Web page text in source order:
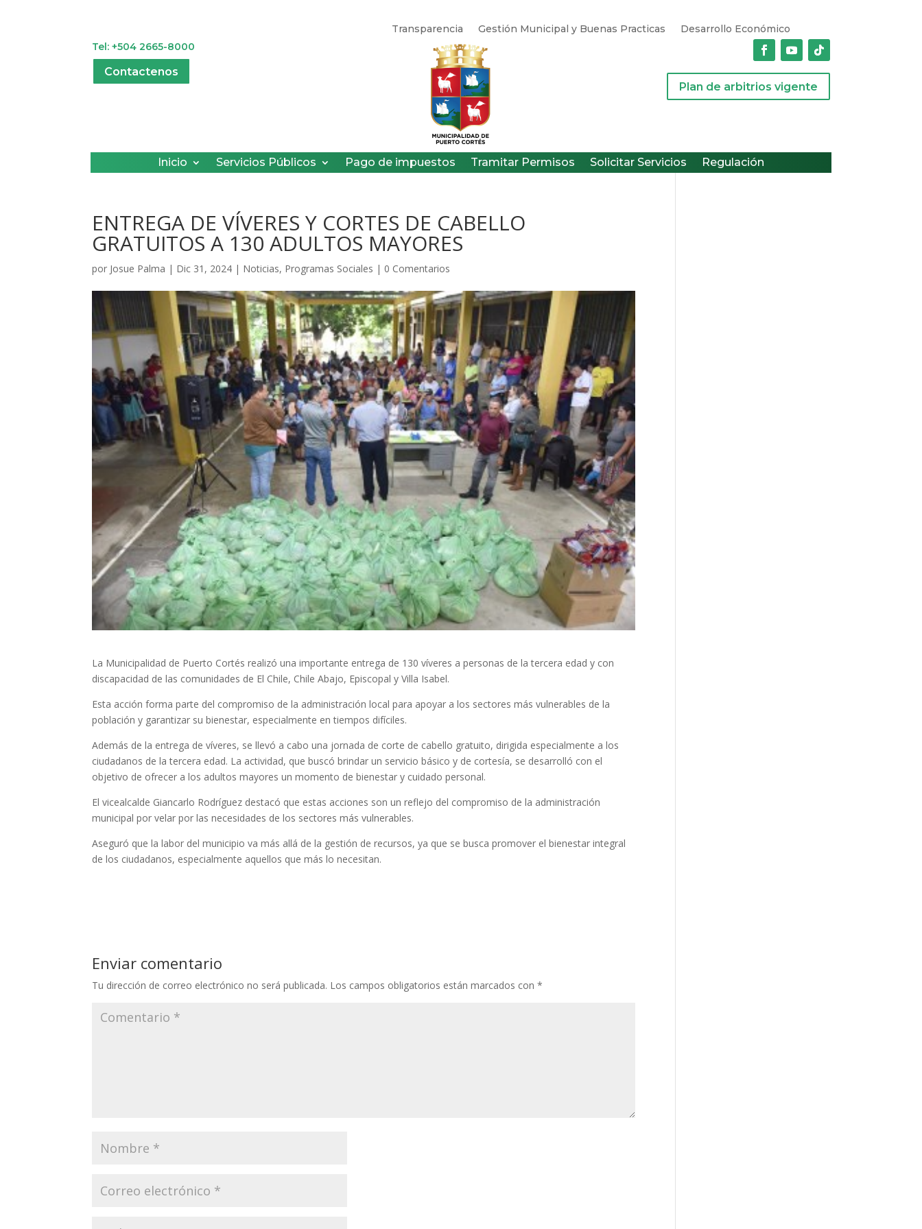
Transparencia Gestión Municipal y Buenas Practicas
Desarrollo Económico
Tel: +504 2665-8000
Contactenos
Plan de arbitrios vigente
Inicio Servicios Públicos Pago de impuestos Tramitar Permisos Solicitar Servicios Regulación
ENTREGA DE VÍVERES Y CORTES DE CABELLO
GRATUITOS A 130 ADULTOS MAYORES
por Josue Palma | Dic 31, 2024 | Noticias, Programas Sociales | 0 Comentarios
La Municipalidad de Puerto Cortés realizó una importante entrega de 130 víveres a personas de la tercera edad y con
discapacidad de las comunidades de El Chile, Chile Abajo, Episcopal y Villa Isabel.
Esta acción forma parte del compromiso de la administración local para apoyar a los sectores más vulnerables de la
población y garantizar su bienestar, especialmente en tiempos difíciles.
Además de la entrega de víveres, se llevó a cabo una jornada de corte de cabello gratuito, dirigida especialmente a los
ciudadanos de la tercera edad. La actividad, que buscó brindar un servicio básico y de cortesía, se desarrolló con el
objetivo de ofrecer a los adultos mayores un momento de bienestar y cuidado personal.
El vicealcalde Giancarlo Rodríguez destacó que estas acciones son un reflejo del compromiso de la administración
municipal por velar por las necesidades de los sectores más vulnerables.
Aseguró que la labor del municipio va más allá de la gestión de recursos, ya que se busca promover el bienestar integral
de los ciudadanos, especialmente aquellos que más lo necesitan.
Enviar comentario
Tu dirección de correo electrónico no será publicada. Los campos obligatorios están marcados con*